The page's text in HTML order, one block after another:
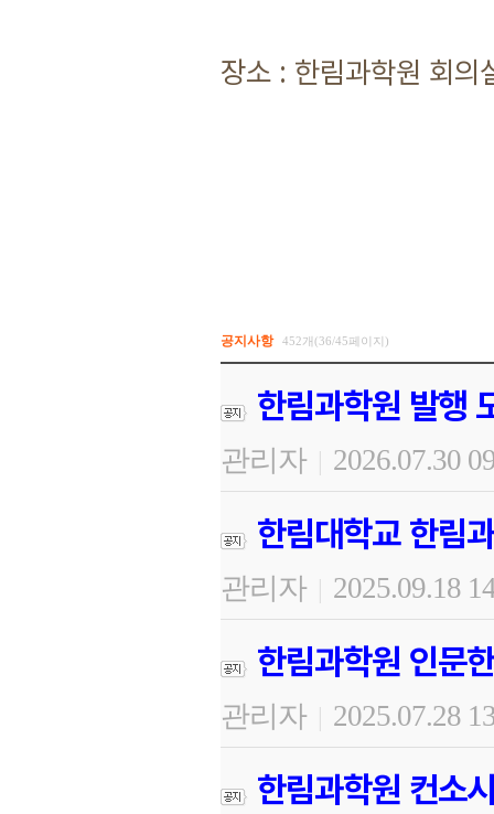
장소 : 한림과학원 회
공지사항 452개(36/45페이지)
한림과학원 발행
관리자 | 2026.07.30
한림대학교 한림
관리자 | 2025.09.18
한림과학원 인문
관리자 | 2025.07.28
한림과학원 컨소